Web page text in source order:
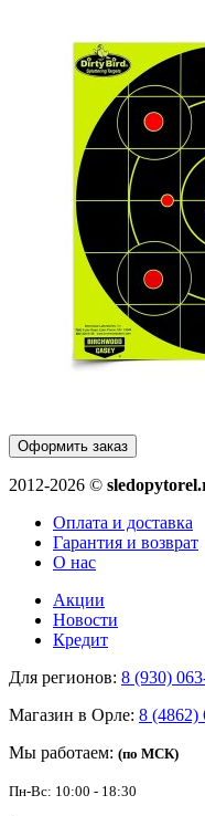
Оформить заказ
2012-2026 ©
Оплата и доставка
Гарантия и возврат
О нас
Акции
Новости
Кредит
Для регионов: 8 (930)
Магазин в Орле: 8 (4862)
Мы работаем: (по МСК)
Пн-Вс: 10:00 - 18:30